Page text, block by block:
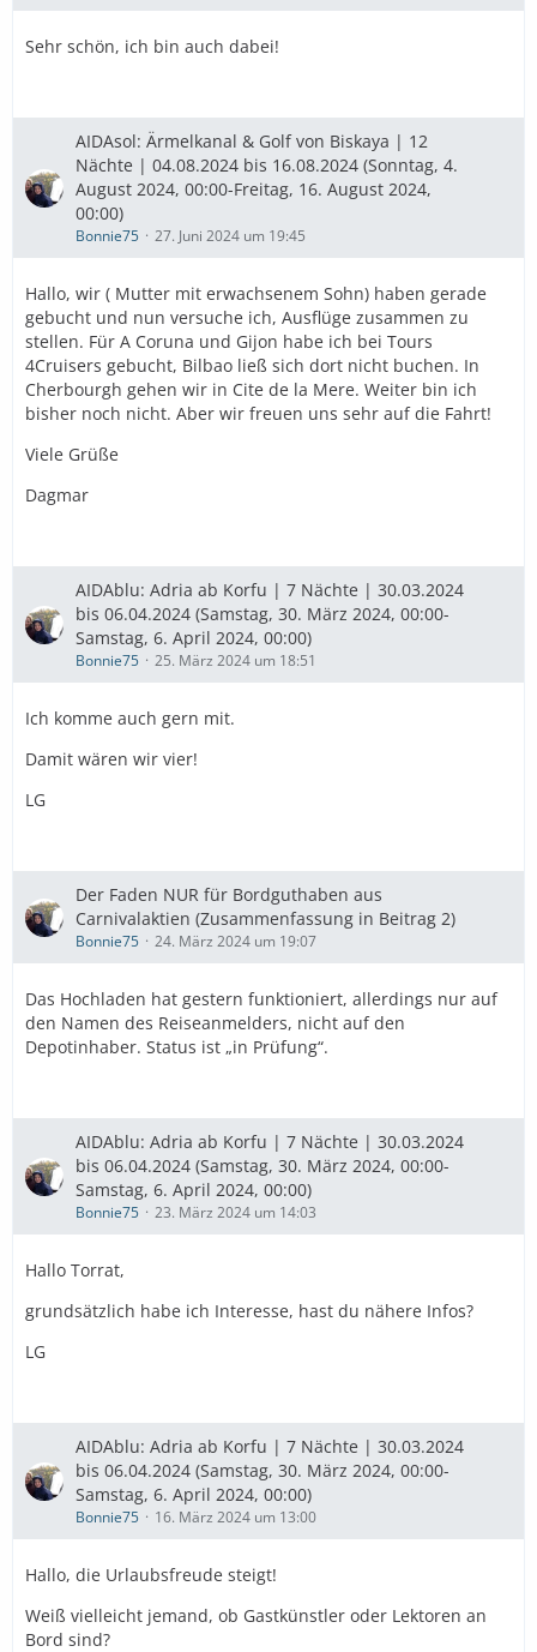
Sehr schön, ich bin auch dabei!
AIDAsol: Ärmelkanal & Golf von Biskaya | 12
Nächte | 04.08.2024 bis 16.08.2024 (Sonntag, 4.
August 2024, 00:00-Freitag, 16. August 2024,
00:00)
Bonnie75 27. Juni 2024 um 19:45
Hallo, wir ( Mutter mit erwachsenem Sohn) haben gerade
gebucht und nun versuche ich, Ausflüge zusammen zu
stellen. Für A Coruna und Gijon habe ich bei Tours
4Cruisers gebucht, Bilbao ließ sich dort nicht buchen. In
Cherbourgh gehen wir in Cite de la Mere. Weiter bin ich
bisher noch nicht. Aber wir freuen uns sehr auf die Fahrt!
Viele Grüße
Dagmar
AIDAblu: Adria ab Korfu | 7 Nächte | 30.03.2024
bis 06.04.2024 (Samstag, 30. März 2024, 00:00-
Samstag, 6. April 2024, 00:00)
Bonnie75 25. März 2024 um 18:51
Ich komme auch gern mit.
Damit wären wir vier!
LG
Der Faden NUR für Bordguthaben aus
Carnivalaktien (Zusammenfassung in Beitrag 2)
Bonnie75 24. März 2024 um 19:07
Das Hochladen hat gestern funktioniert, allerdings nur auf
den Namen des Reiseanmelders, nicht auf den
Depotinhaber. Status ist „in Prüfung“.
AIDAblu: Adria ab Korfu | 7 Nächte | 30.03.2024
bis 06.04.2024 (Samstag, 30. März 2024, 00:00-
Samstag, 6. April 2024, 00:00)
Bonnie75 23. März 2024 um 14:03
Hallo Torrat,
grundsätzlich habe ich Interesse, hast du nähere Infos?
LG
AIDAblu: Adria ab Korfu | 7 Nächte | 30.03.2024
bis 06.04.2024 (Samstag, 30. März 2024, 00:00-
Samstag, 6. April 2024, 00:00)
Bonnie75 16. März 2024 um 13:00
Hallo, die Urlaubsfreude steigt!
Weiß vielleicht jemand, ob Gastkünstler oder Lektoren an
Bord sind?